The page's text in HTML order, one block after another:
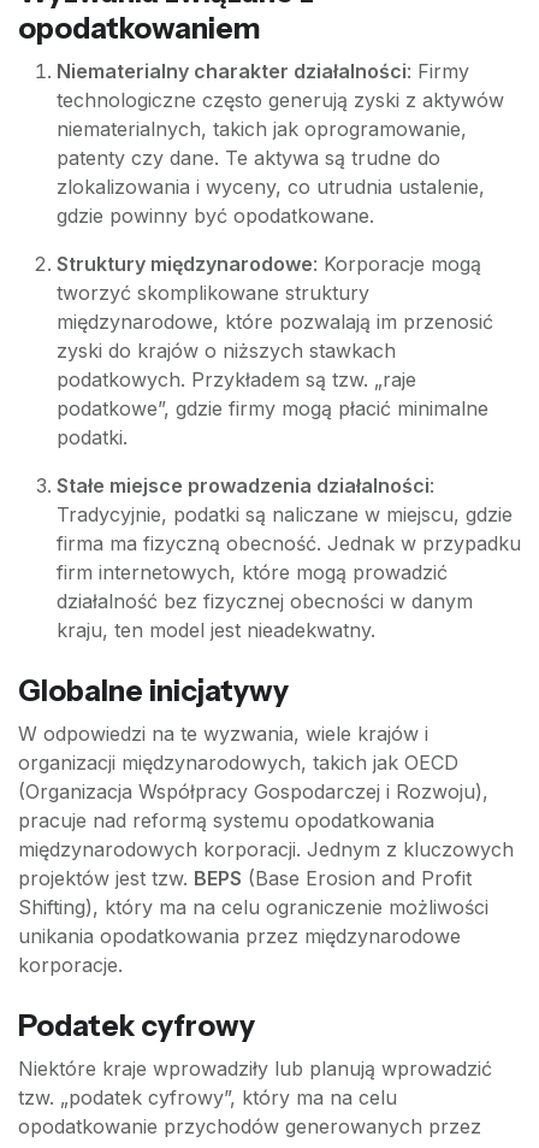
opodatkowaniem
Niematerialny charakter działalności: Firmy
technologiczne często generują zyski z aktywów
niematerialnych, takich jak oprogramowanie,
patenty czy dane. Te aktywa są trudne do
zlokalizowania i wyceny, co utrudnia ustalenie,
gdzie powinny być opodatkowane.
Struktury międzynarodowe: Korporacje mogą
tworzyć skomplikowane struktury
międzynarodowe, które pozwalają im przenosić
zyski do krajów o niższych stawkach
podatkowych. Przykładem są tzw. „raje
podatkowe”, gdzie firmy mogą płacić minimalne
podatki.
Stałe miejsce prowadzenia działalności:
Tradycyjnie, podatki są naliczane w miejscu, gdzie
firma ma fizyczną obecność. Jednak w przypadku
firm internetowych, które mogą prowadzić
działalność bez fizycznej obecności w danym
kraju, ten model jest nieadekwatny.
Globalne inicjatywy
W odpowiedzi na te wyzwania, wiele krajów i
organizacji międzynarodowych, takich jak OECD
(Organizacja Współpracy Gospodarczej i Rozwoju),
pracuje nad reformą systemu opodatkowania
międzynarodowych korporacji. Jednym z kluczowych
projektów jest tzw. BEPS (Base Erosion and Profit
Shifting), który ma na celu ograniczenie możliwości
unikania opodatkowania przez międzynarodowe
korporacje.
Podatek cyfrowy
Niektóre kraje wprowadziły lub planują wprowadzić
tzw. „podatek cyfrowy”, który ma na celu
opodatkowanie przychodów generowanych przez